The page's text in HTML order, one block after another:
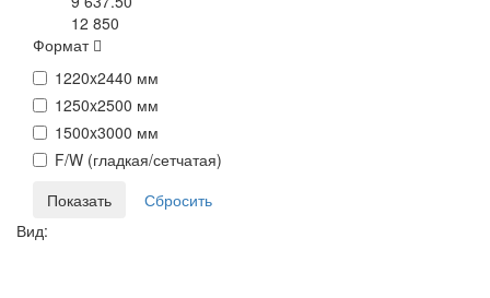
12 850
Формат
1220x2440 мм
1250x2500 мм
1500x3000 мм
F/W (гладкая/сетчатая)
Вид: